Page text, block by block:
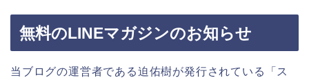
無料のLINEマガジンのお知らせ
当ブログの運営者である迫佑樹が発行されている「ス